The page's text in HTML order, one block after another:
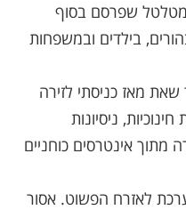
שפרסם בסוף
בילדים ובמשפחות
מאז כניסתי לזירה
ניסיונות
אינטרסים כוחניים
לאזרח הפשוט. אסור